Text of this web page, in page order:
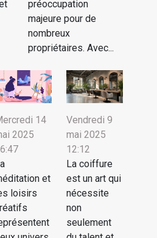
préoccupation
majeure pour de
nombreux
propriétaires. Avec...
14
2025
et
loisirs
Vendredi 9
mai 2025
12:12
La coiffure
est un art qui
nécessite
non
seulement